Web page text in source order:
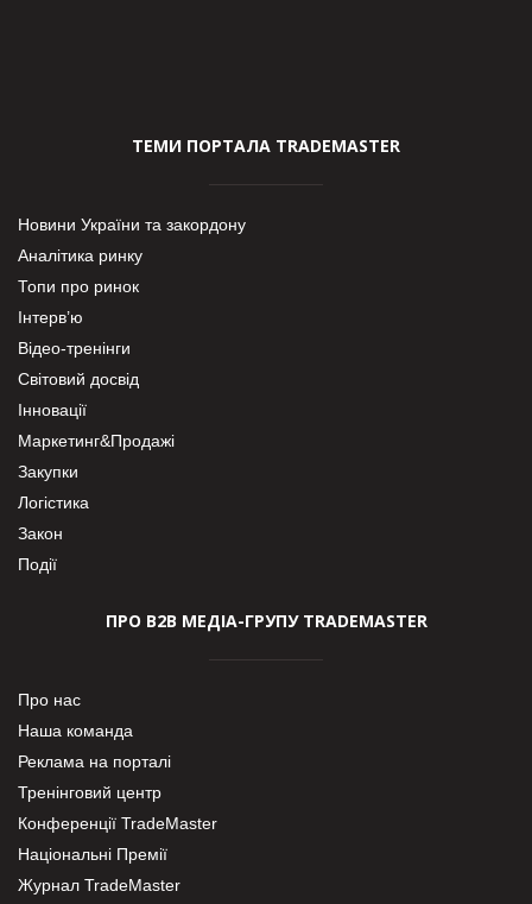
ТЕМИ ПОРТАЛА TRADEMASTER
Новини України та закордону
Аналітика ринку
Топи про ринок
Інтерв’ю
Відео-тренінги
Світовий досвід
Інновації
Маркетинг&Продажі
Закупки
Логістика
Закон
Події
ПРО В2В МЕДІА-ГРУПУ TRADEMASTER
Про нас
Наша команда
Реклама на порталі
Тренінговий центр
Конференції TradeMaster
Національні Премії
Журнал TradeMaster